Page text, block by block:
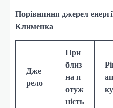
Порівняння джерел
Клименка
Дже
рело
При
близ
на п
отуж
ність
ку